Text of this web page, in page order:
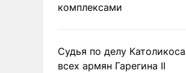
комплексами
Судья по делу Католикоса
всех армян Гарегина II